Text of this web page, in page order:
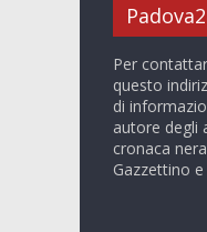
Per
questo
di
autore degli
cronaca
Gazzettino